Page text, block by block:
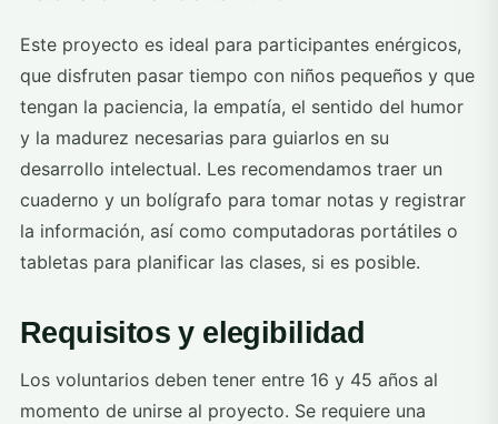
Este proyecto es ideal para participantes enérgicos,
que disfruten pasar tiempo con niños pequeños y que
tengan la paciencia, la empatía, el sentido del humor
y la madurez necesarias para guiarlos en su
desarrollo intelectual. Les recomendamos traer un
cuaderno y un bolígrafo para tomar notas y registrar
la información, así como computadoras portátiles o
tabletas para planificar las clases, si es posible.
Requisitos y elegibilidad
Los voluntarios deben tener entre 16 y 45 años al
momento de unirse al proyecto. Se requiere una